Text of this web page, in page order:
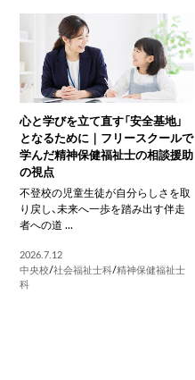
心と学びを立て直す「安全基地」
となるために｜フリースクールで
学んだ精神保健福祉士の相談援助
の視点
不登校の児童生徒が自分らしさを取
り戻し、未来へ一歩を踏み出す伴走
者への道 ...
2026.7.12
中央校/社会福祉士科/精神保健福祉士
科